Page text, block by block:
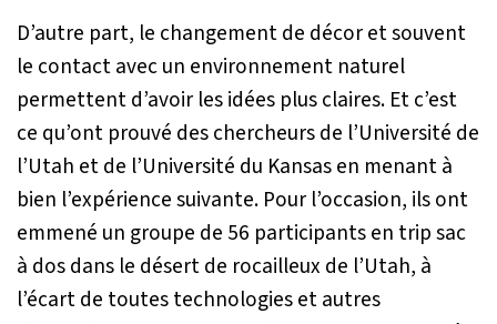
D’autre part, le changement de décor et souvent
le contact avec un environnement naturel
permettent d’avoir les idées plus claires. Et c’est
ce qu’ont prouvé des chercheurs de l’Université de
l’Utah et de l’Université du Kansas en menant à
bien l’expérience suivante. Pour l’occasion, ils ont
emmené un groupe de 56 participants en trip sac
à dos dans le désert de rocailleux de l’Utah, à
l’écart de toutes technologies et autres